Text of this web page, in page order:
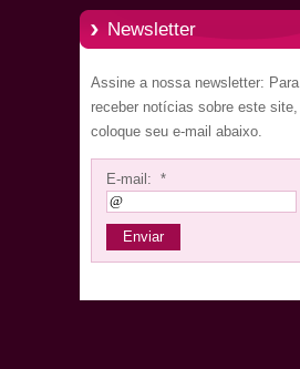
Newsletter
Assine a nossa newsletter: Para
receber notícias sobre este site,
coloque seu e-mail abaixo.
E-mail: *